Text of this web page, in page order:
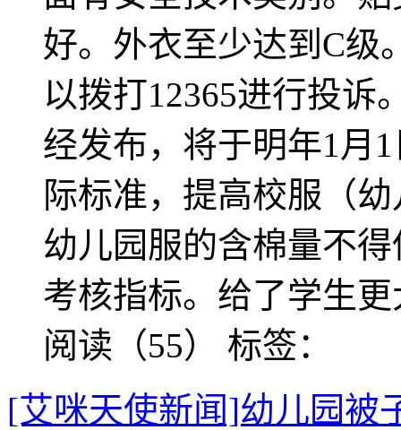
好。外衣至少达到C级
以拨打12365进行投诉
经发布，将于明年1月
际标准，提高校服（
幼儿园服的含棉量不
考核指标。给了学生
阅读（55） 标签：
[艾咪天使新闻]幼儿园被